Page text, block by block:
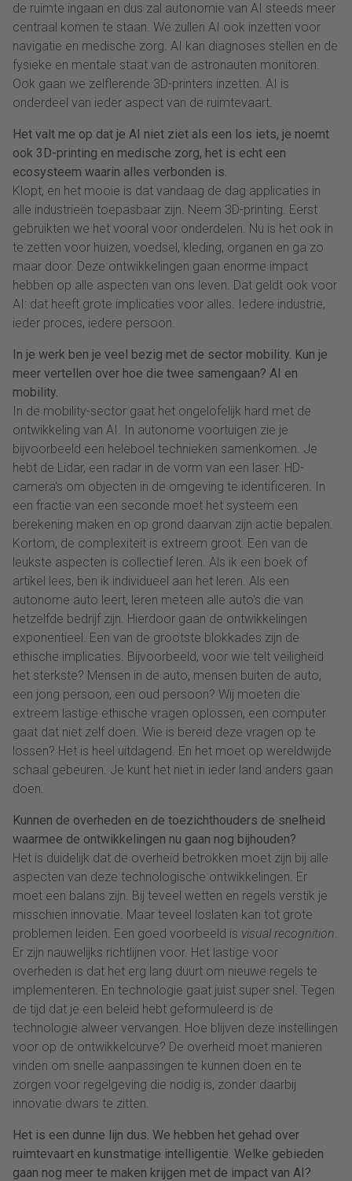
de ruimte ingaan en dus zal autonomie van AI steeds meer
centraal komen te staan. We zullen AI ook inzetten voor
navigatie en medische zorg. AI kan diagnoses stellen en de
fysieke en mentale staat van de astronauten monitoren.
Ook gaan we zelflerende 3D-printers inzetten. AI is
onderdeel van ieder aspect van de ruimtevaart.
Het valt me op dat je AI niet ziet als een los iets, je noemt
ook 3D-printing en medische zorg, het is echt een
ecosysteem waarin alles verbonden is.
Klopt, en het mooie is dat vandaag de dag applicaties in
alle industrieën toepasbaar zijn. Neem 3D-printing. Eerst
gebruikten we het vooral voor onderdelen. Nu is het ook in
te zetten voor huizen, voedsel, kleding, organen en ga zo
maar door. Deze ontwikkelingen gaan enorme impact
hebben op alle aspecten van ons leven. Dat geldt ook voor
AI: dat heeft grote implicaties voor alles. Iedere industrie,
ieder proces, iedere persoon.
In je werk ben je veel bezig met de sector mobility. Kun je
meer vertellen over hoe die twee samengaan? AI en
mobility.
In de mobility-sector gaat het ongelofelijk hard met de
ontwikkeling van AI. In autonome voortuigen zie je
bijvoorbeeld een heleboel technieken samenkomen. Je
hebt de Lidar, een radar in de vorm van een laser. HD-
camera's om objecten in de omgeving te identificeren. In
een fractie van een seconde moet het systeem een
berekening maken en op grond daarvan zijn actie bepalen.
Kortom, de complexiteit is extreem groot. Een van de
leukste aspecten is collectief leren. Als ik een boek of
artikel lees, ben ik individueel aan het leren. Als een
autonome auto leert, leren meteen alle auto's die van
hetzelfde bedrijf zijn. Hierdoor gaan de ontwikkelingen
exponentieel. Een van de grootste blokkades zijn de
ethische implicaties. Bijvoorbeeld, voor wie telt veiligheid
het sterkste? Mensen in de auto, mensen buiten de auto,
een jong persoon, een oud persoon? Wij moeten die
extreem lastige ethische vragen oplossen, een computer
gaat dat niet zelf doen. Wie is bereid deze vragen op te
lossen? Het is heel uitdagend. En het moet op wereldwijde
schaal gebeuren. Je kunt het niet in ieder land anders gaan
doen.
Kunnen de overheden en de toezichthouders de snelheid
waarmee de ontwikkelingen nu gaan nog bijhouden?
Het is duidelijk dat de overheid betrokken moet zijn bij alle
aspecten van deze technologische ontwikkelingen. Er
moet een balans zijn. Bij teveel wetten en regels verstik je
misschien innovatie. Maar teveel loslaten kan tot grote
problemen leiden. Een goed voorbeeld is visual recognition
Er zijn nauwelijks richtlijnen voor. Het lastige voor
overheden is dat het erg lang duurt om nieuwe regels te
implementeren. En technologie gaat juist super snel. Tegen
de tijd dat je een beleid hebt geformuleerd is de
technologie alweer vervangen. Hoe blijven deze instellingen
voor op de ontwikkelcurve? De overheid moet manieren
vinden om snelle aanpassingen te kunnen doen en te
zorgen voor regelgeving die nodig is, zonder daarbij
innovatie dwars te zitten.
Het is een dunne lijn dus. We hebben het gehad over
ruimtevaart en kunstmatige intelligentie. Welke gebieden
gaan nog meer te maken krijgen met de impact van AI?